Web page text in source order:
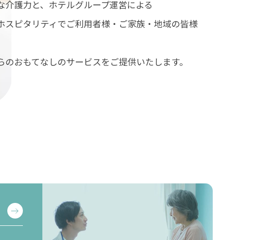
介護力と、ホテルグループ運営による
スピタリティでご利用者様・ご家族・地域の皆様
のおもてなしのサービスをご提供いたします。